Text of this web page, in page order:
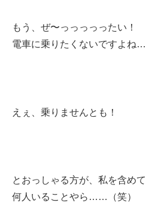
もう、ぜ〜っっっっったい！
電車に乗りたくないですよね…
えぇ、乗りませんとも！
とおっしゃる方が、私を含めて
何人いることやら……（笑）